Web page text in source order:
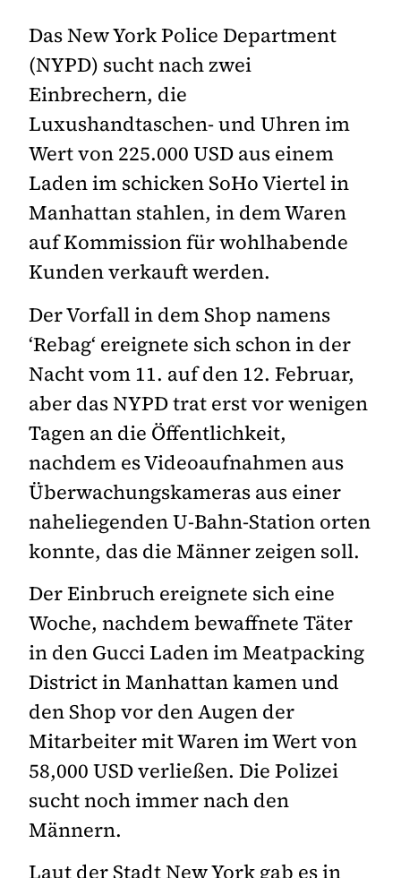
Das New York Police Department
(NYPD) sucht nach zwei
Einbrechern, die
Luxushandtaschen- und Uhren im
Wert von 225.000 USD aus einem
Laden im schicken SoHo Viertel in
Manhattan stahlen, in dem Waren
auf Kommission für wohlhabende
Kunden verkauft werden.
Der Vorfall in dem Shop namens
‘Rebag‘ ereignete sich schon in der
Nacht vom 11. auf den 12. Februar,
aber das NYPD trat erst vor wenigen
Tagen an die Öffentlichkeit,
nachdem es Videoaufnahmen aus
Überwachungskameras aus einer
naheliegenden U-Bahn-Station orten
konnte, das die Männer zeigen soll.
Der Einbruch ereignete sich eine
Woche, nachdem bewaffnete Täter
in den Gucci Laden im Meatpacking
District in Manhattan kamen und
den Shop vor den Augen der
Mitarbeiter mit Waren im Wert von
58,000 USD verließen. Die Polizei
sucht noch immer nach den
Männern.
Laut der Stadt New York gab es in